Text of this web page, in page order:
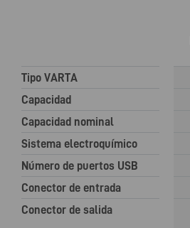
Tipo VARTA
Capacidad
Capacidad nominal
Sistema electroquímico
Número de puertos USB
Conector de entrada
Conector de salida